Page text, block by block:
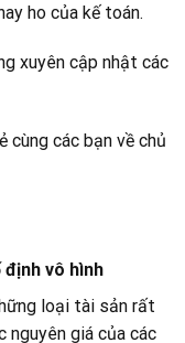
ho của kế toán.
xuyên cập nhật các
cùng các bạn về chủ
định vô hình
loại tài sản rất
nguyên giá của các